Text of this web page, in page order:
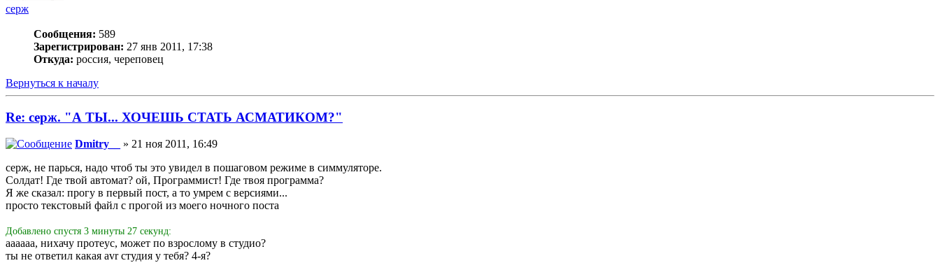
серж
Сообщения: 589
Зарегистрирован: 27 янв 2011, 17:38
Откуда: россия, череповец
Вернуться к началу
Re: серж. "А ТЫ... ХОЧЕШЬ СТАТЬ АСМАТИКОМ?"
Dmitry__
» 21 ноя 2011, 16:49
серж, не парься, надо чтоб ты это увидел в пошаговом режиме в симмуляторе.
Солдат! Где твой автомат? ой, Программист! Где твоя программа?
Я же сказал: прогу в первый пост, а то умрем с версиями...
просто текстовый файл с прогой из моего ночного поста
Добавлено спустя 3 минуты 27 секунд:
аааааа, нихачу протеус, может по взрослому в студио?
ты не ответил какая avr студия у тебя? 4-я?